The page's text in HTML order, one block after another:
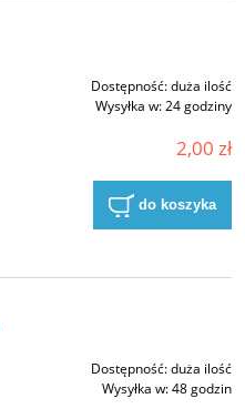
Dostępność:duża ilość
Wysyłka w:24 godziny
2,00 zł
do koszyka
Dostępność:duża ilość
Wysyłka w:48 godzin